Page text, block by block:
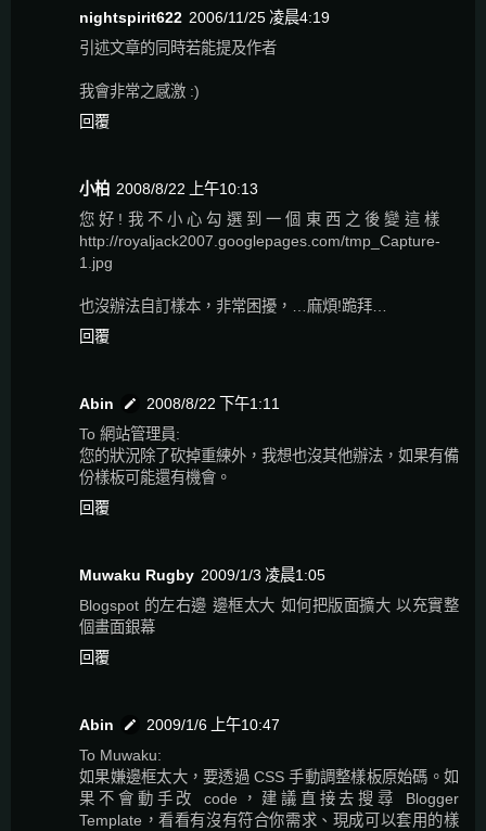
nightspirit622 2006/11/25 凌晨4:19
引述文章的同時若能提及作者
我會非常之感激 :)
回覆
小柏 2008/8/22 上午10:13
您好!我不小心勾選到一個東西之後變這樣
http://royaljack2007.googlepages.com/tmp_Capture-
1.jpg
也沒辦法自訂樣本，非常困擾，…麻煩!跪拜…
回覆
Abin
2008/8/22 下午1:11
To 網站管理員:
您的狀況除了砍掉重練外，我想也沒其他辦法，如果有備
份樣板可能還有機會。
回覆
Muwaku Rugby 2009/1/3 凌晨1:05
Blogspot 的左右邊 邊框太大 如何把版面擴大 以充實整
個畫面銀幕
回覆
Abin
2009/1/6 上午10:47
To Muwaku:
如果嫌邊框太大，要透過 CSS 手動調整樣板原始碼。如
果不會動手改 code，建議直接去搜尋 Blogger
Template，看看有沒有符合你需求、現成可以套用的樣